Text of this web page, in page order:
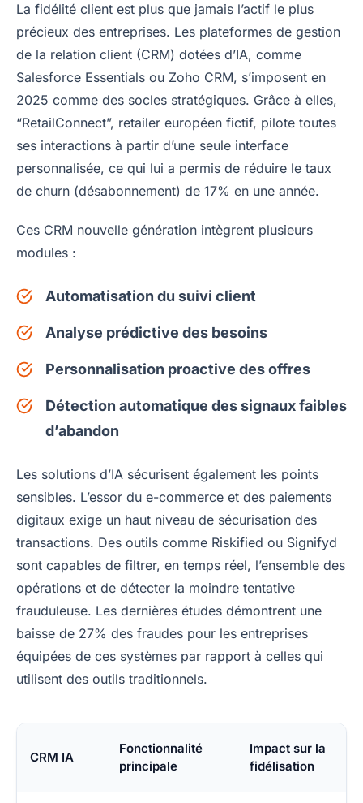
La fidélité client est plus que jamais l’actif le plus
précieux des entreprises. Les plateformes de gestion
de la relation client (CRM) dotées d’IA, comme
Salesforce Essentials ou Zoho CRM, s’imposent en
2025 comme des socles stratégiques. Grâce à elles,
“RetailConnect”, retailer européen fictif, pilote toutes
ses interactions à partir d’une seule interface
personnalisée, ce qui lui a permis de réduire le taux
de churn (désabonnement) de 17% en une année.
Ces CRM nouvelle génération intègrent plusieurs
modules :
Automatisation du suivi client
Analyse prédictive des besoins
Personnalisation proactive des offres
Détection automatique des signaux faibles
d’abandon
Les solutions d’IA sécurisent également les points
sensibles. L’essor du e-commerce et des paiements
digitaux exige un haut niveau de sécurisation des
transactions. Des outils comme Riskified ou Signifyd
sont capables de filtrer, en temps réel, l’ensemble des
opérations et de détecter la moindre tentative
frauduleuse. Les dernières études démontrent une
baisse de 27% des fraudes pour les entreprises
équipées de ces systèmes par rapport à celles qui
utilisent des outils traditionnels.
CRM IA
Fonctionnalité
principale
Impact sur la
fidélisation